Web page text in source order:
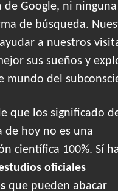
de Google, ni
de búsqueda.
a nuestros
sus sueños y
mundo del
que los significado
de hoy no es una
científica 100%. Sí
oficiales
que pueden abacar